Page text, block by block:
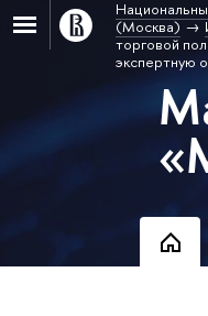
(Москва)
торговой
экспертную